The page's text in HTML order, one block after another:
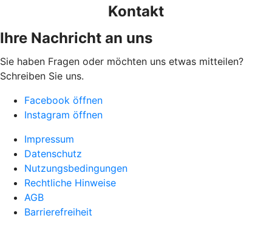
Kontakt
Ihre Nachricht an uns
Sie haben Fragen oder möchten uns etwas mitteilen?
Schreiben Sie uns.
Facebook öffnen
Instagram öffnen
Impressum
Datenschutz
Nutzungsbedingungen
Rechtliche Hinweise
AGB
Barrierefreiheit